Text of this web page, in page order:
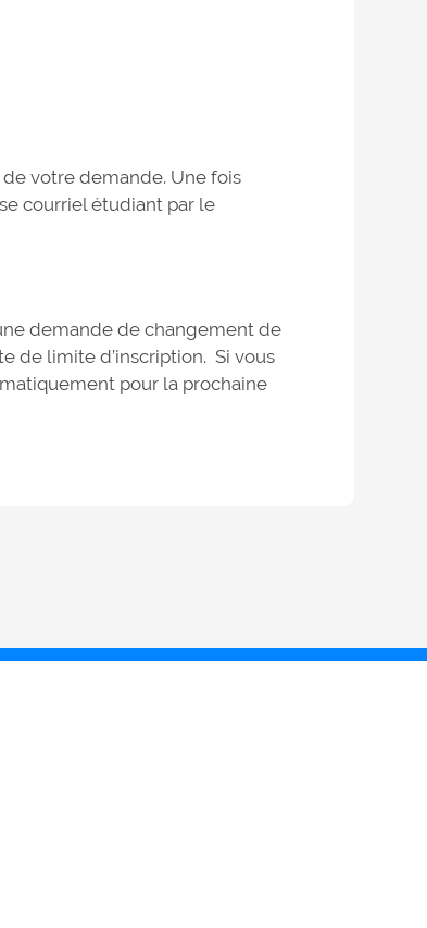
votre demande. Une fois
courriel étudiant par le
demande de changement de
de limite d’inscription. Si vous
pour la prochaine